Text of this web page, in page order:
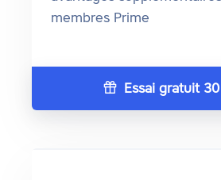
membres Prime
Essai gratuit